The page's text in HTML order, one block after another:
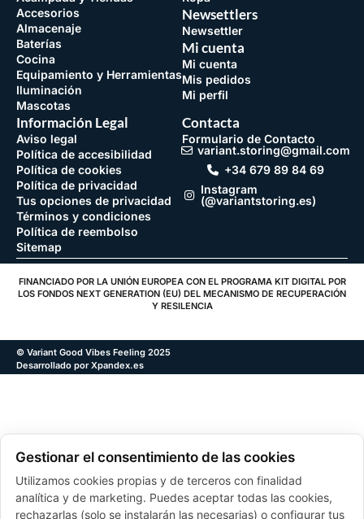
Accesorios
Almacenaje
Baterías
Cocina
Equipamiento y Herramientas
Iluminación
Mascotas
Newsettlers
Newsettler
Mi cuenta
Mi cuenta
Mis pedidos
Mi perfil
Información Legal
Aviso legal
Política de accesibilidad
Política de cookies
Política de privacidad
Tus opciones de privacidad
Términos y condiciones
Política de reembolso
Sitemap
Contacta
Formulario de Contacto
variant.storing@gmail.com
+34 679 89 84 69
Instagram
(@variantstoring.es)
FINANCIADO POR LA UNIÓN EUROPEA CON EL PROGRAMA KIT DIGITAL POR
LOS FONDOS NEXT GENERATION (EU) DEL MECANISMO DE RECUPERACIÓN
Y RESILENCIA
© Variant Good Vibes Feeling 2025
Desarrollado por Xpandex.es
Gestionar el consentimiento de las cookies
Utilizamos cookies propias y de terceros con finalidad
analítica y de marketing. Puedes aceptar todas las cookies,
rechazarlas (solo se instalarán las necesarias) o configurar tus